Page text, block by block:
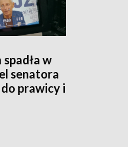
w
senatora
prawicy i